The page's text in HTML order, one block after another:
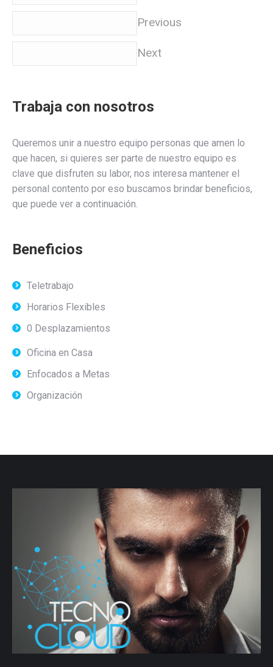
Previous
Next
Trabaja con nosotros
Queremos unir a nuestro equipo personas que amen lo
que hacen, si quieres ser parte de nuestro equipo es
clave que disfruten su labor, nos interesa mantener el
personal contento por eso buscamos brindar beneficios,
que puede ver a continuación.
Beneficios
Teletrabajo
Horarios Flexibles
0 Desplazamientos
Oficina en Casa
Enfocados a Metas
Organización